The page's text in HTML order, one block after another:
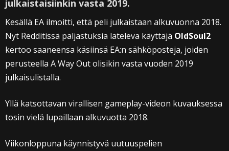
julkaistaisiinkin vasta 2019.
Kesällä EA ilmoitti, että peli julkaistaan alkuvuonna 2018.
Nyt Redditissä paljastuksia lateleva käyttäjä OldSoul2
kertoo saaneensa käsiinsä EA:n sähköposteja, joiden
perusteella A Way Out olisikin vasta vuoden 2019
julkaisulistalla.
Yllä katsottavan virallisen gameplay-videon kuvauksessa
tosin vielä lupaillaan alkuvuotta 2018.
Viikonloppuna käynnistyvä uutuuspelien